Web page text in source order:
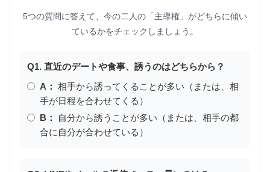
5つの質問に答えて、今の二人の「主導権」がどちらに傾い
ているかをチェックしましょう。
Q1. 直近のデートや食事、誘うのはどちらから？
A： 相手から誘ってくることが多い（または、相
手が日程を合わせてくる）
B：
自分から誘うことが多い（または、相手の都
合に自分が合わせている）